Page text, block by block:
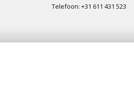
Telefoon: +31 611 431 523